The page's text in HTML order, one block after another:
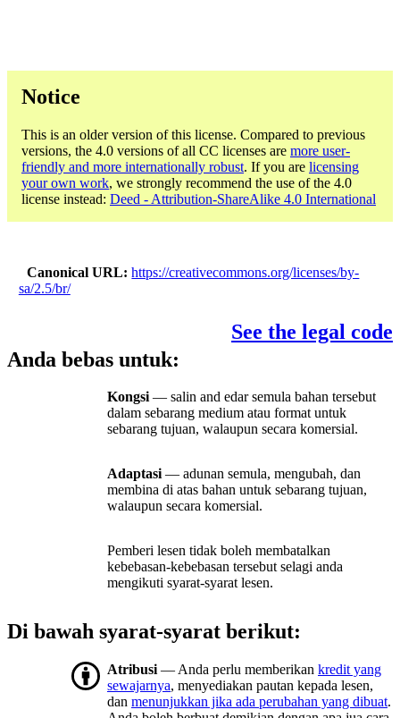
Notice
This is an older version of this license. Compared to previous
versions, the 4.0 versions of all CC licenses are more user-
friendly and more internationally robust. If you are licensing
your own work, we strongly recommend the use of the 4.0
license instead: Deed - Attribution-ShareAlike 4.0 International
Canonical URL
https://creativecommons.org/licenses/by-
sa/2.5/br/
See the legal code
Anda bebas untuk:
Kongsi— salin and edar semula bahan tersebut
dalam sebarang medium atau format untuk
sebarang tujuan, walaupun secara komersial.
Adaptasi— adunan semula, mengubah, dan
membina di atas bahan untuk sebarang tujuan,
walaupun secara komersial.
Pemberi lesen tidak boleh membatalkan
kebebasan-kebebasan tersebut selagi anda
mengikuti syarat-syarat lesen.
Di bawah syarat-syarat berikut:
Atribusi — Anda perlu memberikan kredit yang
sewajarnya, menyediakan pautan kepada lesen,
dan menunjukkan jika ada perubahan yang dibuat.